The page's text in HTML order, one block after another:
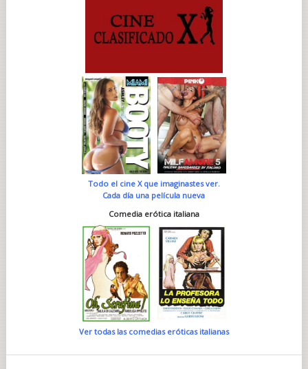
Todo el cine X que imaginastes ver.
Cada día una película nueva
Comedia erótica italiana
Ver todas las comedias eróticas italianas